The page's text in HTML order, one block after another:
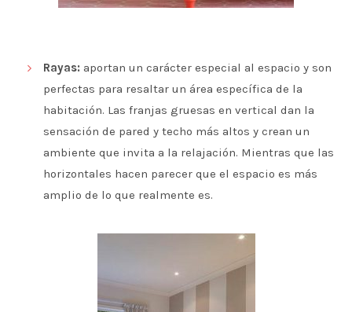
Rayas: aportan un carácter especial al espacio y son
perfectas para resaltar un área específica de la
habitación. Las franjas gruesas en vertical dan la
sensación de pared y techo más altos y crean un
ambiente que invita a la relajación. Mientras que las
horizontales hacen parecer que el espacio es más
amplio de lo que realmente es.